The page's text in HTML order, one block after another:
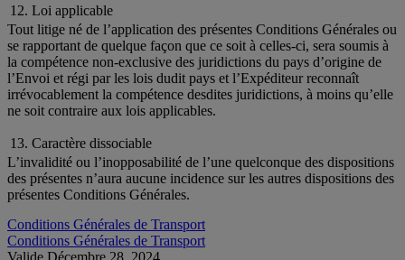
12. Loi applicable
Tout litige né de l’application des présentes Conditions Générales ou
se rapportant de quelque façon que ce soit à celles-ci, sera soumis à
la compétence non-exclusive des juridictions du pays d’origine de
l’Envoi et régi par les lois dudit pays et l’Expéditeur reconnaît
irrévocablement la compétence desdites juridictions, à moins qu’elle
ne soit contraire aux lois applicables.
13. Caractère dissociable
L’invalidité ou l’inopposabilité de l’une quelconque des dispositions
des présentes n’aura aucune incidence sur les autres dispositions des
présentes Conditions Générales.
Conditions Générales de Transport
Conditions Générales de Transport